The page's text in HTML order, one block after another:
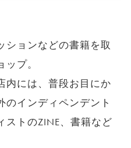
ションなどの書籍を取
プ。
内には、普段お目にか
のインディペンデント
ストのZINE、書籍など